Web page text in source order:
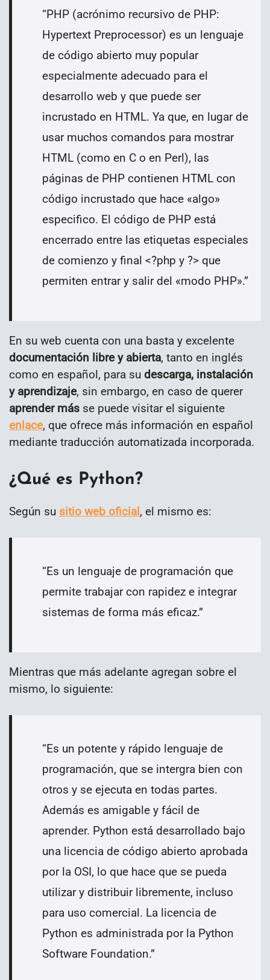
“PHP (acrónimo recursivo de PHP:
Hypertext Preprocessor) es un lenguaje
de código abierto muy popular
especialmente adecuado para el
desarrollo web y que puede ser
incrustado en HTML. Ya que, en lugar de
usar muchos comandos para mostrar
HTML (como en C o en Perl), las
páginas de PHP contienen HTML con
código incrustado que hace «algo»
especifico. El código de PHP está
encerrado entre las etiquetas especiales
de comienzo y final <?php y ?> que
permiten entrar y salir del «modo PHP».”
En su web cuenta con una basta y excelente
documentación libre y abierta, tanto en inglés
como en español, para su descarga, instalación
y aprendizaje, sin embargo, en caso de querer
aprender más se puede visitar el siguiente
enlace, que ofrece más información en español
mediante traducción automatizada incorporada.
¿Qué es Python?
Según su sitio web oficial, el mismo es:
“Es un lenguaje de programación que
permite trabajar con rapidez e integrar
sistemas de forma más eficaz.”
Mientras que más adelante agregan sobre el
mismo, lo siguiente:
“Es un potente y rápido lenguaje de
programación, que se intergra bien con
otros y se ejecuta en todas partes.
Además es amigable y fácil de
aprender. Python está desarrollado bajo
una licencia de código abierto aprobada
por la OSI, lo que hace que se pueda
utilizar y distribuir libremente, incluso
para uso comercial. La licencia de
Python es administrada por la Python
Software Foundation.”